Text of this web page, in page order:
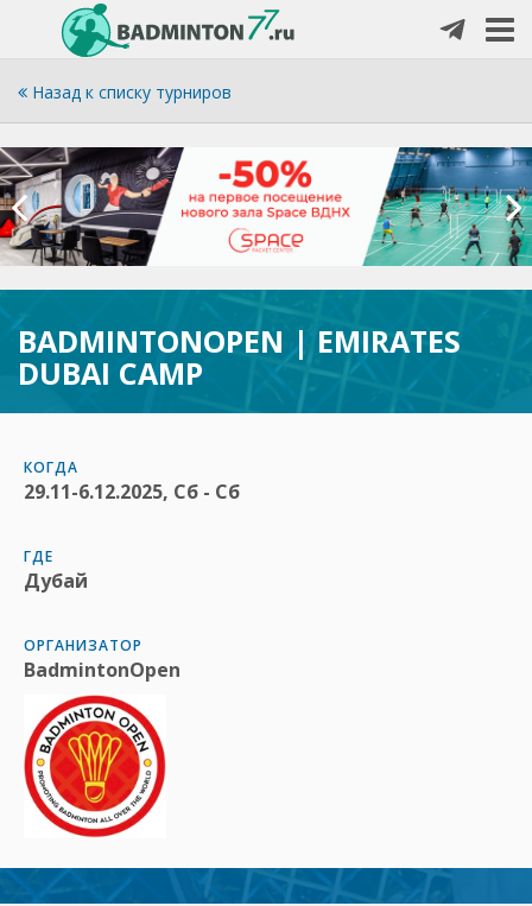
Назад к списку турниров
BADMINTONOPEN | EMIRATES
DUBAI CAMP
КОГДА
29.11-6.12.2025, Сб - Сб
ГДЕ
Дубай
ОРГАНИЗАТОР
BadmintonOpen